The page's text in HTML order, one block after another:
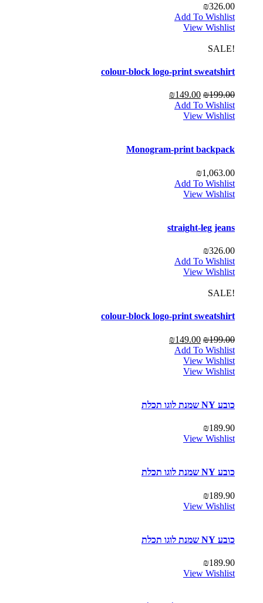
₪326.00
Add To Wishlist
View Wishlist
!SALE
colour-block logo-print sweatshirt
₪199.00
₪149.00
Add To Wishlist
View Wishlist
Monogram-print backpack
₪1,063.00
Add To Wishlist
View Wishlist
straight-leg jeans
₪326.00
Add To Wishlist
View Wishlist
!SALE
colour-block logo-print sweatshirt
₪199.00
₪149.00
Add To Wishlist
View Wishlist
View Wishlist
כובע NY שמנת לוגו תכלת
₪189.90
View Wishlist
כובע NY שמנת לוגו תכלת
₪189.90
View Wishlist
כובע NY שמנת לוגו תכלת
₪189.90
View Wishlist